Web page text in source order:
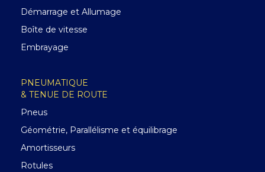
Démarrage et Allumage
Boîte de vitesse
Embrayage
PNEUMATIQUE
& TENUE DE ROUTE
Pneus
Géométrie, Parallélisme et équilibrage
Amortisseurs
Rotules